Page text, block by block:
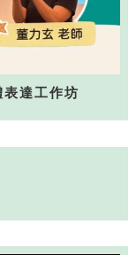
達工作坊